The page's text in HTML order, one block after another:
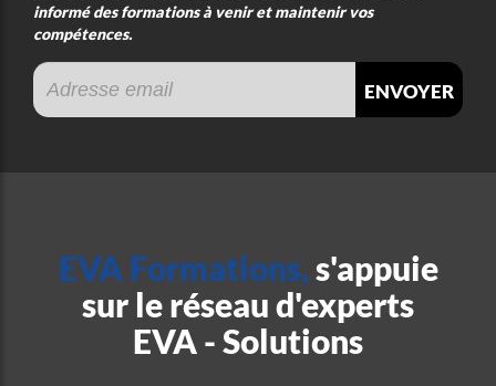
informé des formations à venir et maintenir vos
compétences.
envoyer
EVA Formations,s'appuie
sur le réseau d'experts
EVA - Solutions